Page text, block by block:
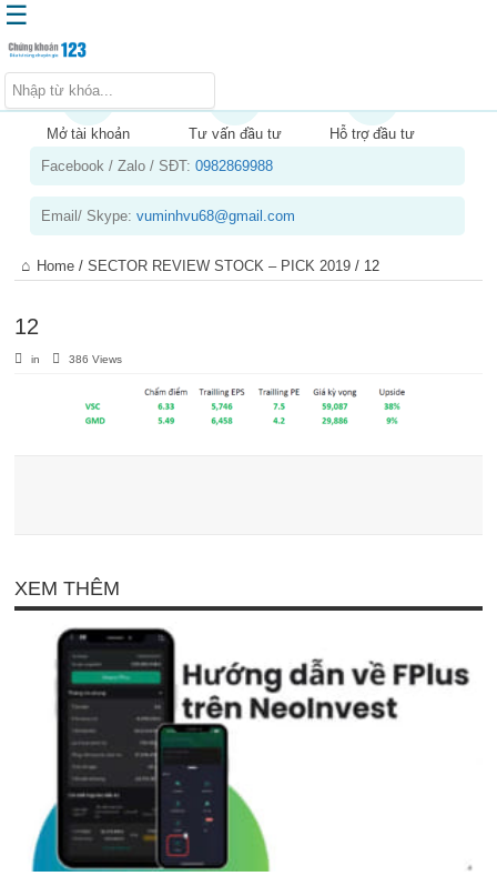
Trang chủ
Kiến thức chứng khoán
Kinh nghiệm đầu tư
Sản phẩm – dịch vụ
Chứng khoán phái sinh
☰
Mở tài khoản Tư vấn đầu tư
Hỗ trợ đầu tư
Facebook / Zalo / SĐT:0982869988
Email/ Skype:vuminhvu68@gmail.com
Home /SECTOR REVIEW STOCK – PICK 2019 / 12
12
in 386 Views
XEM THÊM